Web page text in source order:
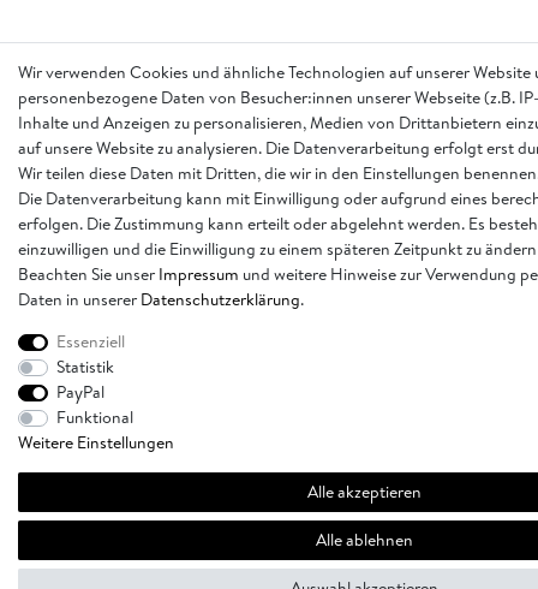
Wir verwenden Cookies und ähnliche Technologien auf unserer
personenbezogene Daten von Besucher:innen unserer Webseite (z.B.
Inhalte und Anzeigen zu personalisieren, Medien von Drittanbietern
auf unsere Website zu analysieren. Die Datenverarbeitung erfolgt erst
Wir teilen diese Daten mit Dritten, die wir in den Einstellungen
Die Datenverarbeitung kann mit Einwilligung oder aufgrund eines
erfolgen. Die Zustimmung kann erteilt oder abgelehnt werden. Es
einzuwilligen und die Einwilligung zu einem späteren Zeitpunkt zu
Beachten Sie unser Impressum und weitere Hinweise zur Verwendung
Daten in unserer Daten­schutz­erklärung.
Essenziell
Statistik
PayPal
Funktional
Weitere Einstellungen
Alle akzeptieren
Alle ablehnen